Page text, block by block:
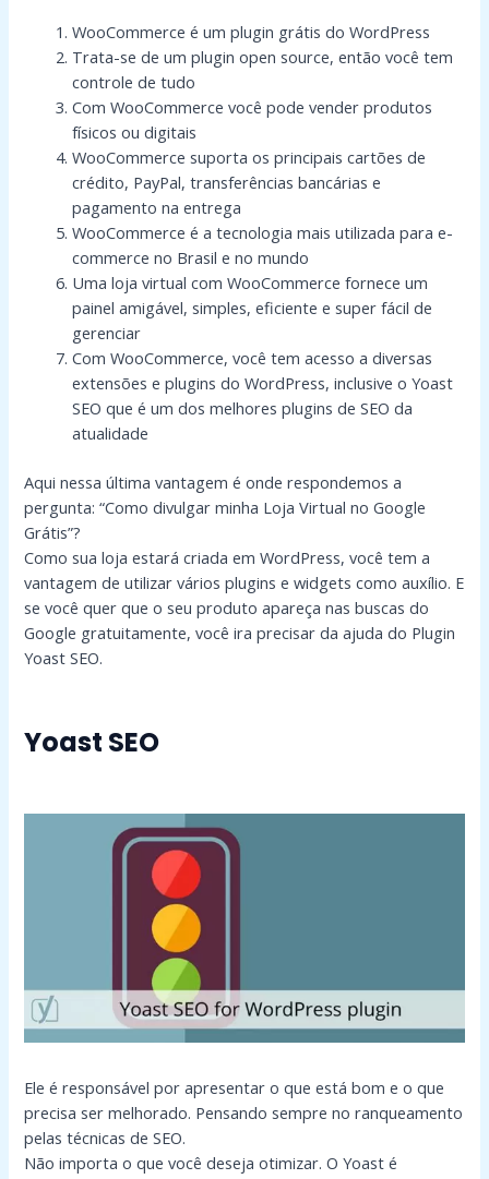
WooCommerce é um plugin grátis do WordPress
Trata-se de um plugin open source, então você tem
controle de tudo
Com WooCommerce você pode vender produtos
físicos ou digitais
WooCommerce suporta os principais cartões de
crédito, PayPal, transferências bancárias e
pagamento na entrega
WooCommerce é a tecnologia mais utilizada para e-
commerce no Brasil e no mundo
Uma loja virtual com WooCommerce fornece um
painel amigável, simples, eficiente e super fácil de
gerenciar
Com WooCommerce, você tem acesso a diversas
extensões e plugins do WordPress, inclusive o Yoast
SEO que é um dos melhores plugins de SEO da
atualidade
Aqui nessa última vantagem é onde respondemos a
pergunta: “Como divulgar minha Loja Virtual no Google
Grátis”?
Como sua loja estará criada em WordPress, você tem a
vantagem de utilizar vários plugins e widgets como auxílio. E
se você quer que o seu produto apareça nas buscas do
Google gratuitamente, você ira precisar da ajuda do Plugin
Yoast SEO.
Yoast SEO
Ele é responsável por apresentar o que está bom e o que
precisa ser melhorado. Pensando sempre no ranqueamento
pelas técnicas de SEO.
Não importa o que você deseja otimizar. O Yoast é